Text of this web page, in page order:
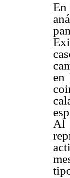
En
en
Al